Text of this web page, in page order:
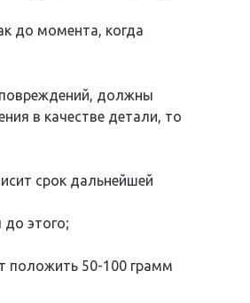
до момента, когда
должны
в качестве детали, то
срок дальнейшей
этого;
положить 50-100 грамм